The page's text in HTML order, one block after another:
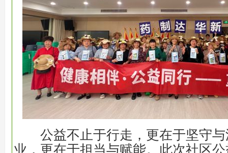
公益不止于行走，更在于坚守与
业，更在于担当与赋能。此次社区